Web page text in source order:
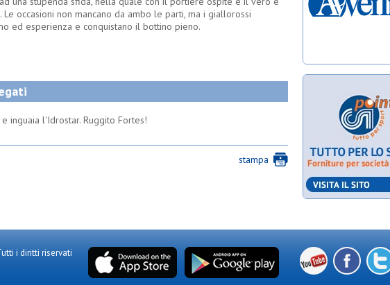
occasioni non mancano da ambo le parti, ma i giallorossi
ed esperienza e conquistano il bottino pieno.
inguaia l'Idrostar. Ruggito Fortes!
stampa
i diritti riservati